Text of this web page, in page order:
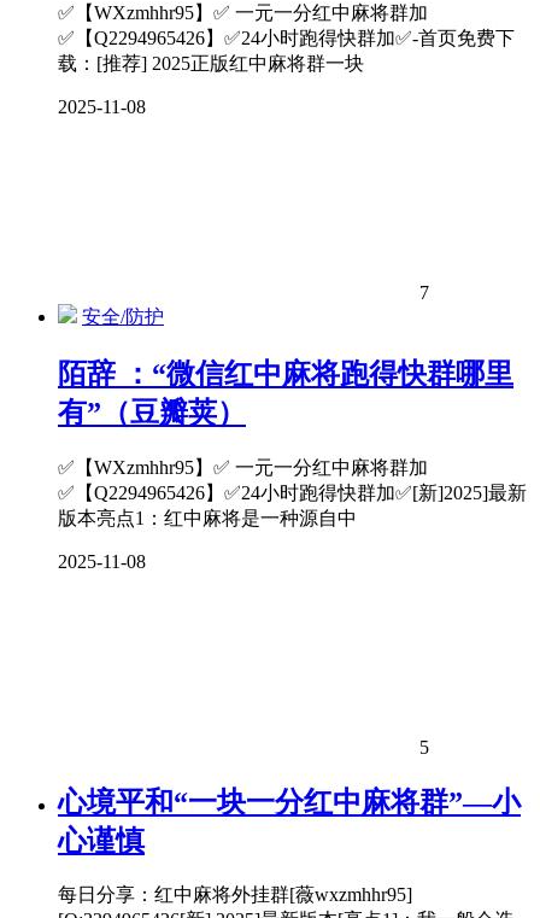
✅【WXzmhhr95】✅ 一元一分红中麻将群加
✅【Q2294965426】✅24小时跑得快群加✅-首页免费下
载：[推荐] 2025正版红中麻将群一块
2025-11-08
7
安全/防护
陌辞 ：“微信红中麻将跑得快群哪里
有”（豆瓣荚）
✅【WXzmhhr95】✅ 一元一分红中麻将群加
✅【Q2294965426】✅24小时跑得快群加✅[新]2025]最新
版本亮点1：红中麻将是一种源自中
2025-11-08
5
心境平和“一块一分红中麻将群”—小
心谨慎
每日分享：红中麻将外挂群[薇wxzmhhr95]